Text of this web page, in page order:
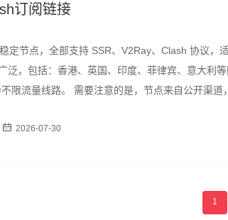
订阅链接
定节点，全部支持 SSR、V2Ray、Clash 协议，
泛，包括：香港、英国、印度、菲律宾、意大利
限流量线路。 需要注意的是，节点来自公开渠道
可通过以下链
2026-07-30
1